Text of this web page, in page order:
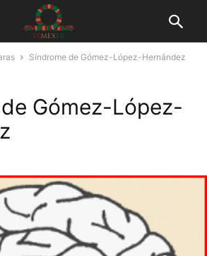
Síndrome de Gómez-López-Hernández
Gómez-López-